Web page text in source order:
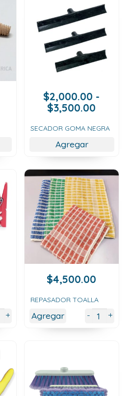
$2,000.00 -
$3,500.00
SECADOR GOMA NEGRA
Agregar
+
$4,500.00
REPASADOR TOALLA
Agregar - +